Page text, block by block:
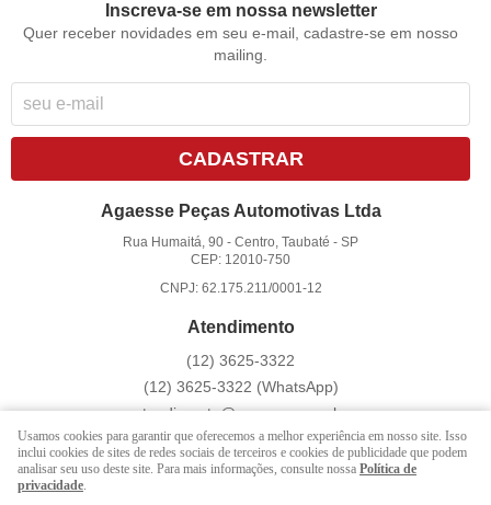
Inscreva-se em nossa newsletter
Quer receber novidades em seu e-mail, cadastre-se em nosso
mailing.
CADASTRAR
Agaesse Peças Automotivas Ltda
Rua Humaitá, 90 -Centro, Taubaté -SP
CEP: 12010-750
CNPJ: 62.175.211/0001-12
Atendimento
(12) 3625-3322
(12) 3625-3322 (WhatsApp)
atendimento@agaesse.com.br
LOJA VIRTUAL CRIADA POR
Usamos cookies para garantir que oferecemos a melhor experiência em nosso site. Isso
inclui cookies de sites de redes sociais de terceiros e cookies de publicidade que podem
analisar seu uso deste site. Para mais informações, consulte nossa Política de
privacidade.